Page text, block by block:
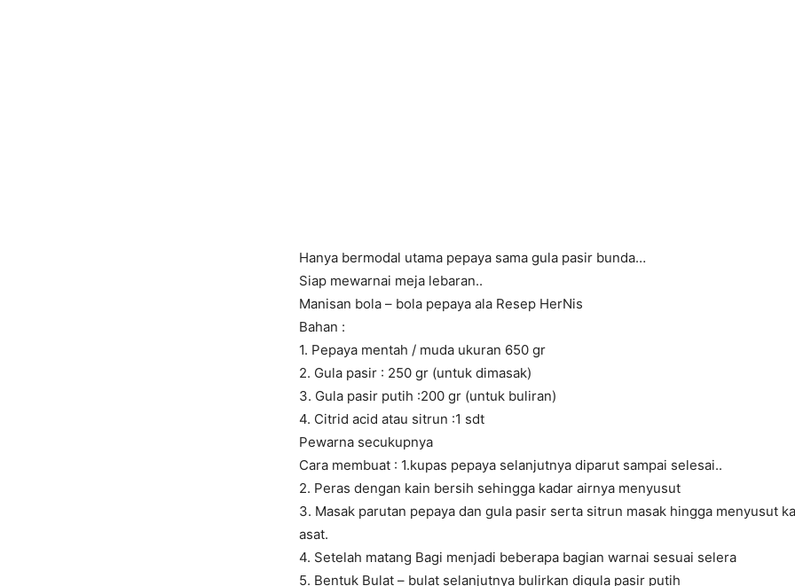
Hanya bermodal utama pepaya sama gula pasir bunda…
Siap mewarnai meja lebaran..
Manisan bola – bola pepaya ala Resep HerNis
Bahan :
1. Pepaya mentah / muda ukuran 650 gr
2. Gula pasir : 250 gr (untuk dimasak)
3. Gula pasir putih :200 gr (untuk buliran)
4. Citrid acid atau sitrun :1 sdt
Pewarna secukupnya
Cara membuat : 1.kupas pepaya selanjutnya diparut sampai selesai..
2. Peras dengan kain bersih sehingga kadar airnya menyusut
3. Masak parutan pepaya dan gula pasir serta sitrun masak hingga menyusut
asat.
4. Setelah matang Bagi menjadi beberapa bagian warnai sesuai selera
5. Bentuk Bulat – bulat selanjutnya bulirkan digula pasir putih